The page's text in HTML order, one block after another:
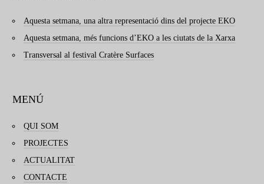
Aquesta setmana, una altra representació dins del projecte EKO
Aquesta setmana, més funcions d’EKO a les ciutats de la Xarxa
Transversal al festival Cratère Surfaces
MENÚ
QUI SOM
PROJECTES
ACTUALITAT
CONTACTE